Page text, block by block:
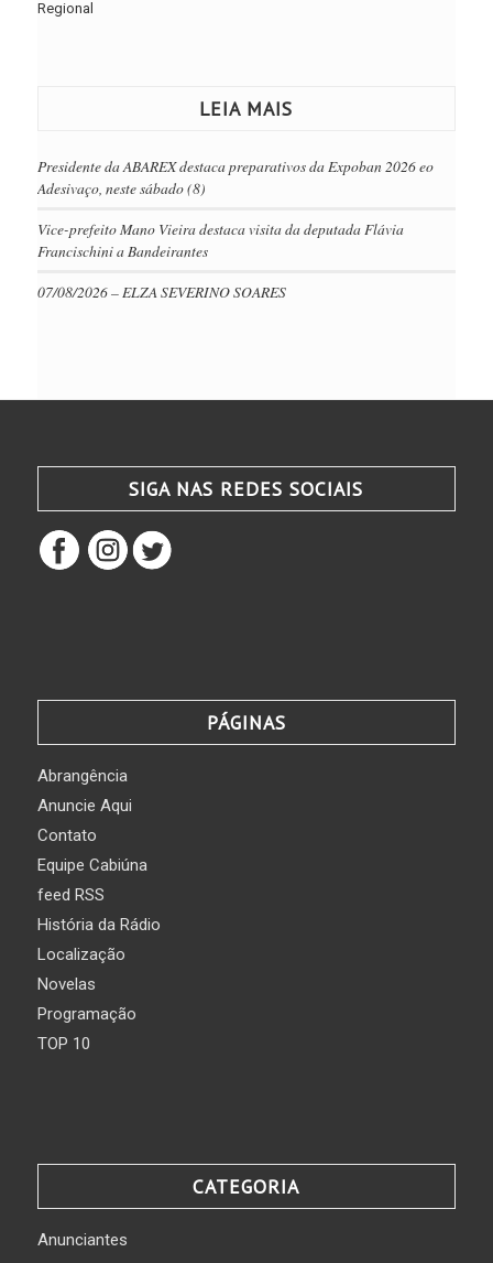
Regional
LEIA MAIS
Presidente da ABAREX destaca preparativos da Expoban 2026 eo
Adesivaço, neste sábado (8)
Vice-prefeito Mano Vieira destaca visita da deputada Flávia
Francischini a Bandeirantes
07/08/2026 – ELZA SEVERINO SOARES
SIGA NAS REDES SOCIAIS
PÁGINAS
Abrangência
Anuncie Aqui
Contato
Equipe Cabiúna
feed RSS
História da Rádio
Localização
Novelas
Programação
TOP 10
CATEGORIA
Anunciantes